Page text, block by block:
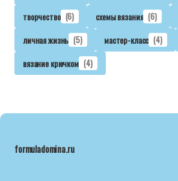
творчество (6) схемы вязания (6)
личная жизнь (5) мастер-класс (4)
вязание крючком (4)
formuladomina.ru